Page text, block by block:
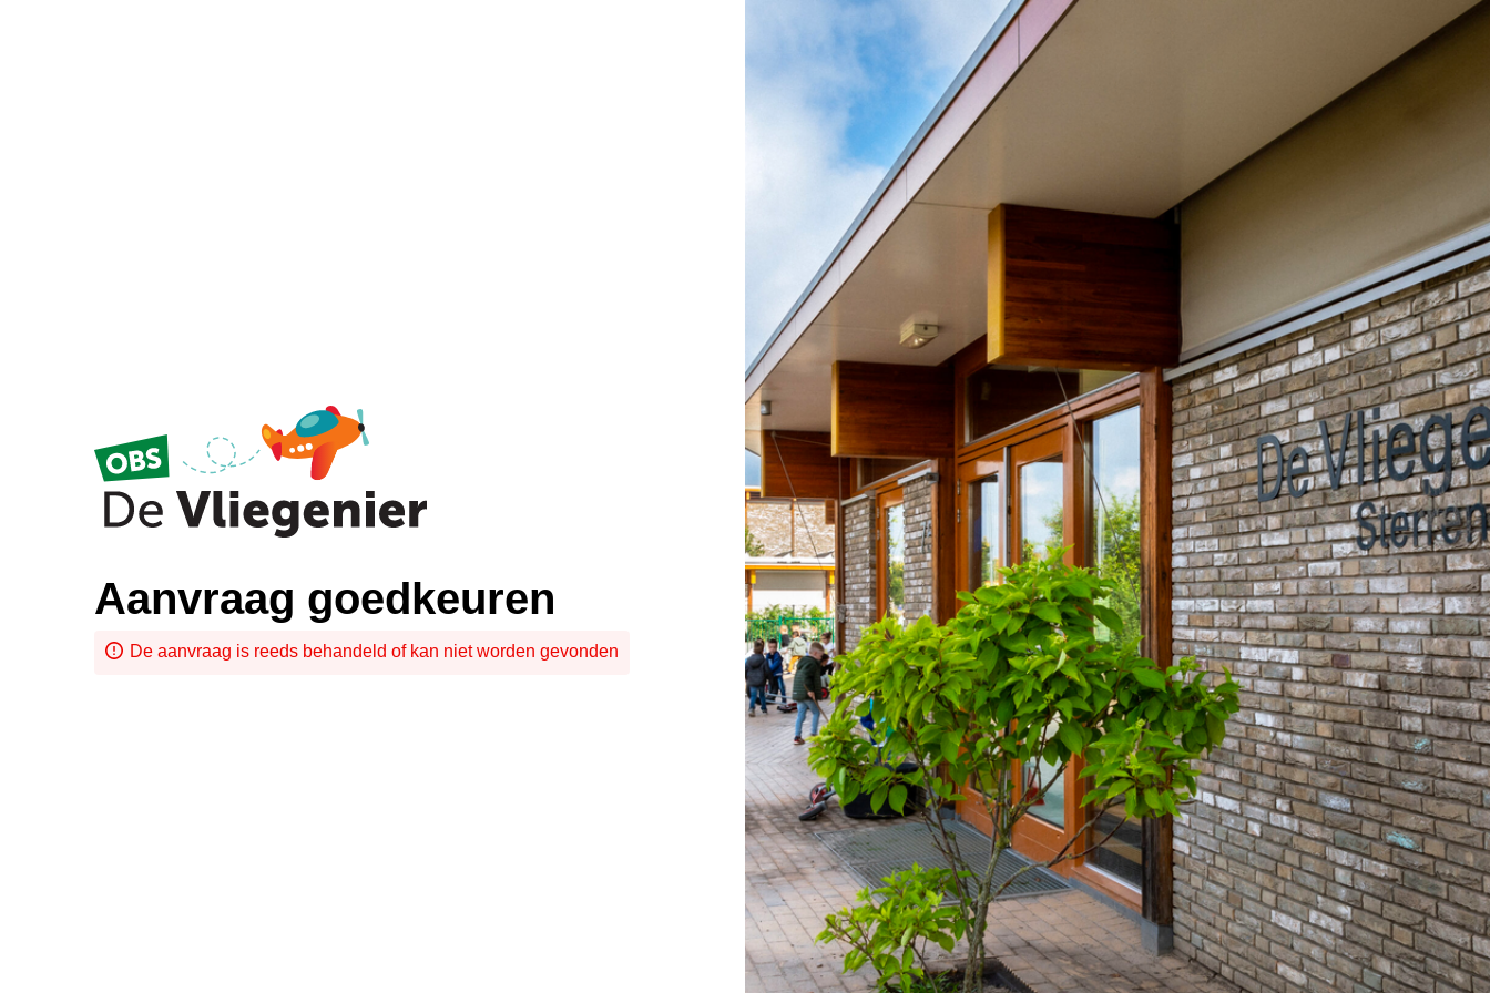
Aanvraag goedkeuren
De aanvraag is reeds behandeld of kan niet worden gevonden